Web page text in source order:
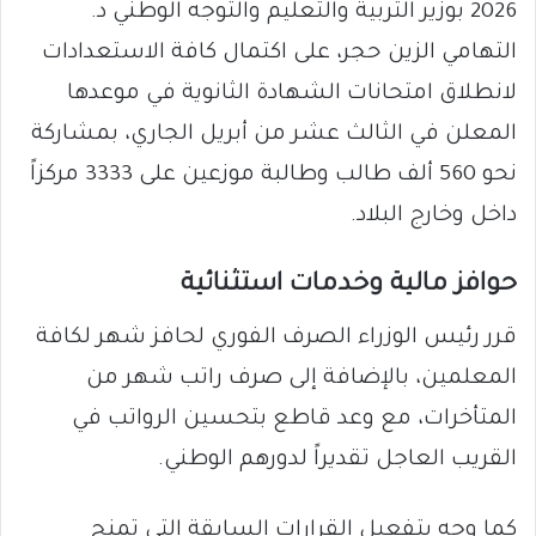
2026 بوزير التربية والتعليم والتوجه الوطني د.
التهامي الزين حجر، على اكتمال كافة الاستعدادات
لانطلاق امتحانات الشهادة الثانوية في موعدها
المعلن في الثالث عشر من أبريل الجاري، بمشاركة
نحو 560 ألف طالب وطالبة موزعين على 3333 مركزاً
داخل وخارج البلاد.
​حوافز مالية وخدمات استثنائية
​قرر رئيس الوزراء الصرف الفوري لحافز شهر لكافة
المعلمين، بالإضافة إلى صرف راتب شهر من
المتأخرات، مع وعد قاطع بتحسين الرواتب في
القريب العاجل تقديراً لدورهم الوطني.